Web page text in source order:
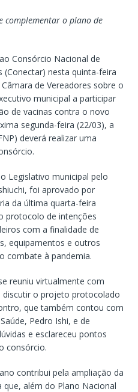
complementar o plano de
Consórcio Nacional de
(Conectar) nesta quinta-feira
de Vereadores sobre o
municipal a participar
de vacinas contra o novo
segunda-feira (22/03), a
deverá realizar uma
Legislativo municipal pelo
foi aprovado por
da última quarta-feira
protocolo de intenções
com a finalidade de
equipamentos e outros
combate à pandemia.
reuniu virtualmente com
discutir o projeto protocolado
que também contou com
Pedro Ishi, e de
e esclareceu pontos
consórcio.
contribui pela ampliação da
que, além do Plano Nacional